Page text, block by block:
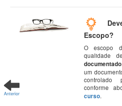
Escopo?
O escopo
qualidade
documentado
um
controlado
conforme
curso.
Anterior